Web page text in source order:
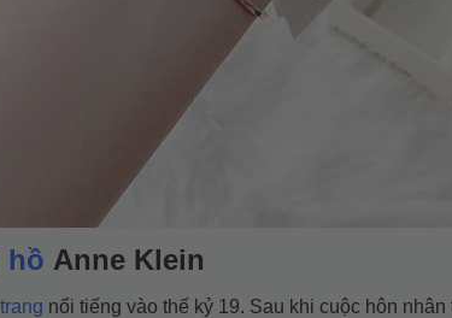
hồ Anne Klein
nổi tiếng vào thế kỷ 19. Sau khi cuộc hôn